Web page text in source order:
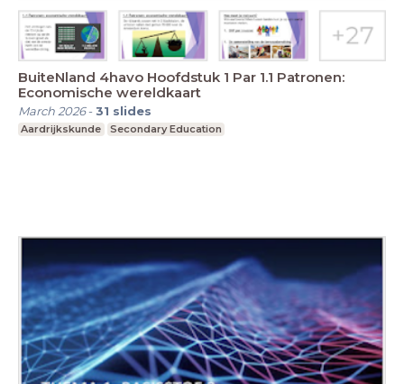
BuiteNland 4havo Hoofdstuk 1 Par 1.1 Patronen:
Economische wereldkaart
March 2026-31 slides
Aardrijkskunde Secondary Education